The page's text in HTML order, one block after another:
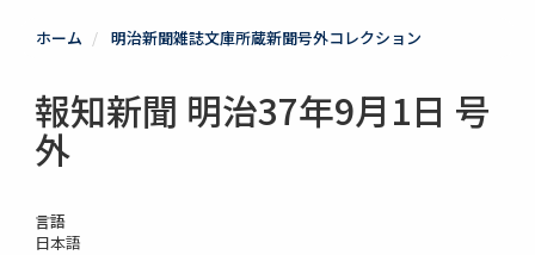
ホーム 明治新聞雑誌文庫所蔵新聞号外コレクション
報知新聞 明治37年9月1日 号
外
言語
日本語